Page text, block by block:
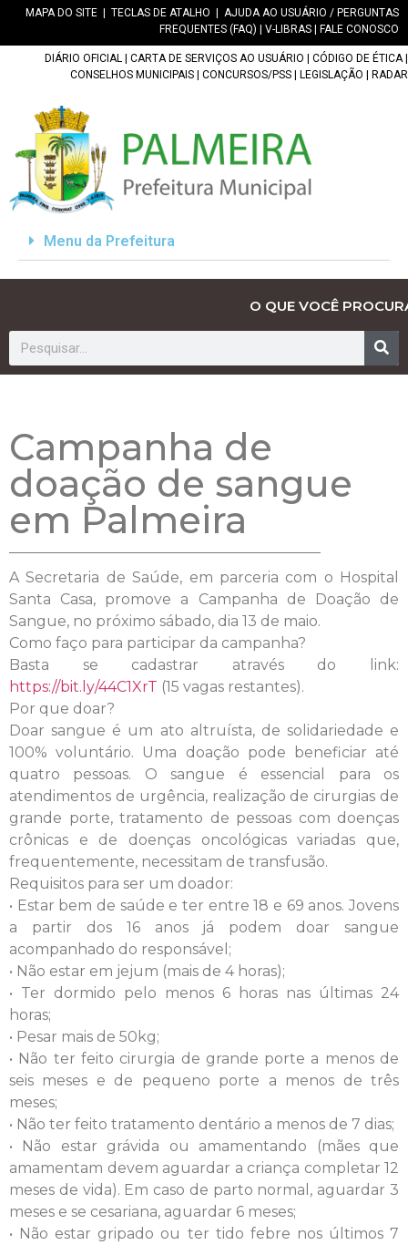
MAPA DO SITE TECLAS DE ATALHO
AJUDA AO USUÁRIO / PERGUNTAS
FREQUENTES (FAQ)
V-LIBRAS FALE CONOSCO
DIÁRIO OFICIAL CARTA DE SERVIÇOS AO USUÁRIO CÓDIGO DE ÉTICA|
CONSELHOS MUNICIPAIS
CONCURSOS/PSS LEGISLAÇÃO RADAR
Menu da Prefeitura
O QUE VOCÊ
Campanha de
doação de sangue
em Palmeira
A Secretaria de Saúde, em parceria com o Hospital
Santa Casa, promove a Campanha de Doação de
Sangue, no próximo sábado, dia 13 de maio.
Como faço para participar da campanha?
Basta se cadastrar através do link:
https://bit.ly/44C1XrT (15 vagas restantes).
Por que doar?
Doar sangue é um ato altruísta, de solidariedade e
100% voluntário. Uma doação pode beneficiar até
quatro pessoas. O sangue é essencial para os
atendimentos de urgência, realização de cirurgias de
grande porte, tratamento de pessoas com doenças
crônicas e de doenças oncológicas variadas que,
frequentemente, necessitam de transfusão.
Requisitos para ser um doador:
• Estar bem de saúde e ter entre 18 e 69 anos. Jovens
a partir dos 16 anos já podem doar sangue
acompanhado do responsável;
• Não estar em jejum (mais de 4 horas);
• Ter dormido pelo menos 6 horas nas últimas 24
horas;
• Pesar mais de 50kg;
• Não ter feito cirurgia de grande porte a menos de
seis meses e de pequeno porte a menos de três
meses;
• Não ter feito tratamento dentário a menos de 7 dias;
• Não estar grávida ou amamentando (mães que
amamentam devem aguardar a criança completar 12
meses de vida). Em caso de parto normal, aguardar 3
meses e se cesariana, aguardar 6 meses;
• Não estar gripado ou ter tido febre nos últimos 7